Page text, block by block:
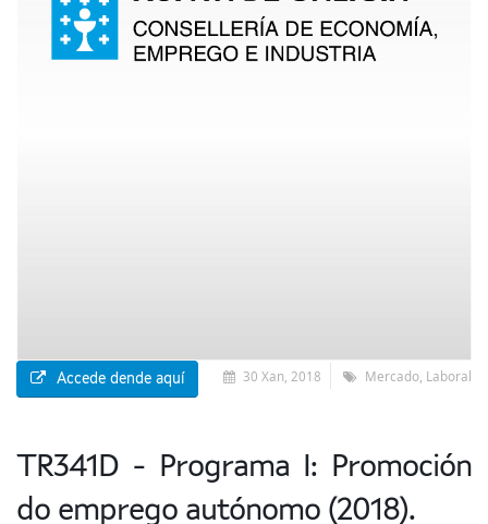
30 Xan, 2018 Mercado, Laboral
Accede dende aquí
TR341D - Programa I: Promoción
do emprego autónomo (2018).